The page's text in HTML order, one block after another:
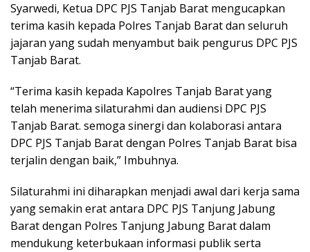
Syarwedi, Ketua DPC PJS Tanjab Barat mengucapkan
terima kasih kepada Polres Tanjab Barat dan seluruh
jajaran yang sudah menyambut baik pengurus DPC PJS
Tanjab Barat.
“Terima kasih kepada Kapolres Tanjab Barat yang
telah menerima silaturahmi dan audiensi DPC PJS
Tanjab Barat. semoga sinergi dan kolaborasi antara
DPC PJS Tanjab Barat dengan Polres Tanjab Barat bisa
terjalin dengan baik,” Imbuhnya.
Silaturahmi ini diharapkan menjadi awal dari kerja sama
yang semakin erat antara DPC PJS Tanjung Jabung
Barat dengan Polres Tanjung Jabung Barat dalam
mendukung keterbukaan informasi publik serta